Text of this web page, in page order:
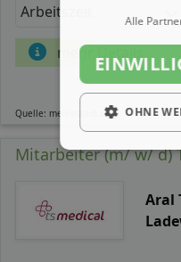
Arbeitszeit
mehr Details
Quelle: meinestadt.de
Mitarbeiter (m/ w/ d)
Aral
Alle
OHNE